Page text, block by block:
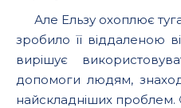
Але Ельзу охоплює
зробило її віддаленою
вирішує
допомоги людям,
найскладніших проблем.